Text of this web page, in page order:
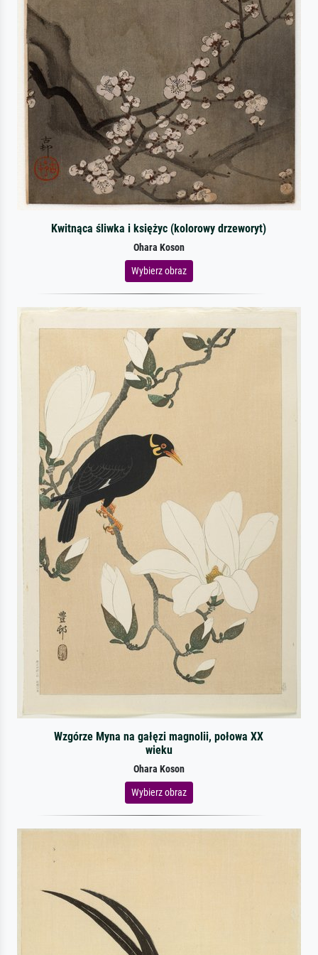
Kwitnąca śliwka i księżyc (kolorowy drzeworyt)
Ohara Koson
Wybierz obraz
Wzgórze Myna na gałęzi magnolii, połowa XX
wieku
Ohara Koson
Wybierz obraz